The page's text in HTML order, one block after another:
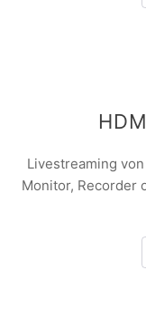
Livestreaming
Monitor, Recorder